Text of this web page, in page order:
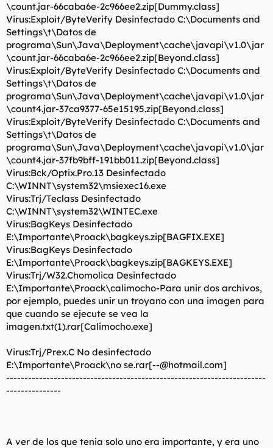
\count.jar-66caba6e-2c966ee2.zip[Dummy.class]
Virus:Exploit/ByteVerify Desinfectado C:\Documents and
Settings\t\Datos de
programa\Sun\Java\Deployment\cache\javapi\v1.0\jar
\count.jar-66caba6e-2c966ee2.zip[Beyond.class]
Virus:Exploit/ByteVerify Desinfectado C:\Documents and
Settings\t\Datos de
programa\Sun\Java\Deployment\cache\javapi\v1.0\jar
\count4.jar-37ca9377-65e15195.zip[Beyond.class]
Virus:Exploit/ByteVerify Desinfectado C:\Documents and
Settings\t\Datos de
programa\Sun\Java\Deployment\cache\javapi\v1.0\jar
\count4.jar-37fb9bff-191bb011.zip[Beyond.class]
Virus:Bck/Optix.Pro.13 Desinfectado
C:\WINNT\system32\msiexec16.exe
Virus:Trj/Teclass Desinfectado
C:\WINNT\system32\WINTEC.exe
Virus:BagKeys Desinfectado
E:\Importante\Proack\bagkeys.zip[BAGFIX.EXE]
Virus:BagKeys Desinfectado
E:\Importante\Proack\bagkeys.zip[BAGKEYS.EXE]
Virus:Trj/W32.Chomolica Desinfectado
E:\Importante\Proack\calimocho-Para unir dos archivos,
por ejemplo, puedes unir un troyano con una imagen para
que cuando se ejecute se vea la
imagen.txt(1).rar[Calimocho.exe]
Virus:Trj/Prex.C No desinfectado
E:\Importante\Proack\no se.rar[--@hotmail.com]
-----------------------------------------------------------------------
---------------
A ver de los que tenia solo uno era importante, y era uno